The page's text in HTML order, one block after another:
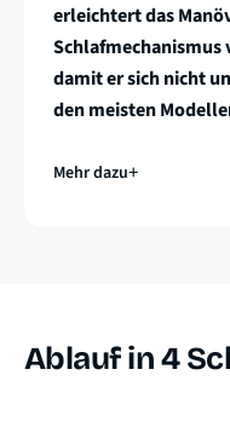
erleichtert das
Schlafmechanismus
damit er sich nicht
den meisten
Mehr dazu
Ablauf in 4